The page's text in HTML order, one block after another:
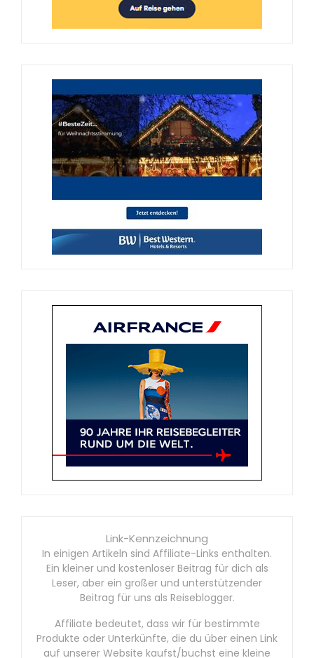
Link-Kennzeichnung
In einigen Artikeln sind Affiliate-Links enthalten.
Ein kleiner und kostenloser Beitrag für dich als
Leser, aber ein großer und unterstützender
Beitrag für uns als Reiseblogger.
Affiliate bedeutet, dass wir für bestimmte
Produkte oder Unterkünfte, die du über einen Link
auf unserer Website kaufst/buchst eine kleine